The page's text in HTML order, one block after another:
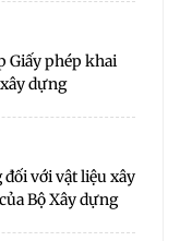
Giấy phép khai
dựng
với vật liệu xây
Bộ Xây dựng